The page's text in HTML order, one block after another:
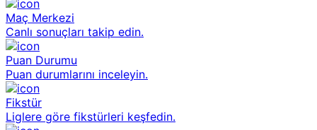
Maç Merkezi
Canlı sonuçları takip edin.
Puan Durumu
Puan durumlarını inceleyin.
Fikstür
Liglere göre fikstürleri keşfedin.